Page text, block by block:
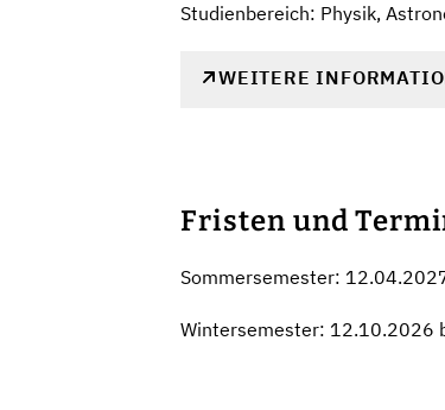
Studienbereich: Physik,
WEITERE
Fristen und
Sommersemester:
Wintersemester: 12.10.2026